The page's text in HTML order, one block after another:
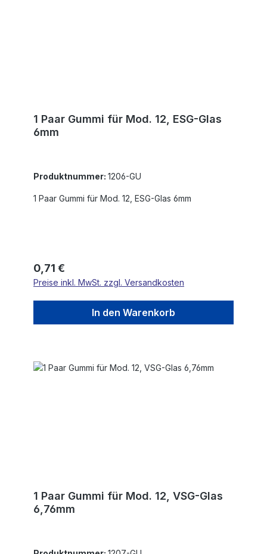
1 Paar Gummi für Mod. 12, ESG-Glas
6mm
Produktnummer: 1206-GU
1 Paar Gummi für Mod. 12, ESG-Glas 6mm
Regulärer Preis:
0,71 €
Preise inkl. MwSt. zzgl. Versandkosten
In den Warenkorb
1 Paar Gummi für Mod. 12, VSG-Glas
6,76mm